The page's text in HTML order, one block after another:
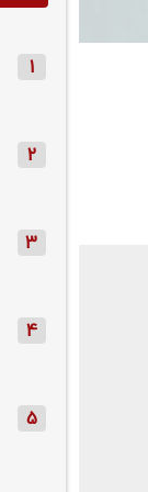
1
2
3
4
5